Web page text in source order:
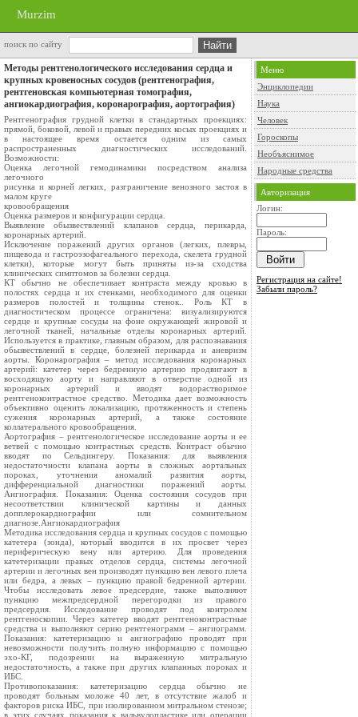
Murzim
поиск по сайту
Методы рентгенологического исследования сердца и
крупных кровеносных сосудов (рентгенография,
рентгеновская компьютерная томография,
ангиокардиография, коронарография, аортография)
Рентгенография грудной клетки в стандартных проекциях:
прямой, боковой, левой и правых передних косых проекциях и
в настоящее время остается одним из самых
распространенных диагностических исследований.
Возможности:
Оценка легочной гемодинамики посредством анализа
легочного
рисунка и корней легких, разграничение венозного застоя в
малом круге
кровообращения
Оценка размеров и конфигурации сердца.
Выявление обызвествлений клапанов сердца, перикарда,
коронарных артерий.
Исключение поражений других органов (легких, плевры,
пищевода и гастроэзофагеального перехода, скелета грудной
клетки), которые могут быть приняты из-за сходства
клинических симптомов за болезни сердца.
КТ обычно не обеспечивает контраста между кровью в
полостях сердца и их стенками, необходимого для оценки
размеров полостей и толщины стенок.. Роль КТ в
диагностическом процессе ограничена: визуализируются
сердце и крупные сосуды на фоне окружающей жировой и
легочной тканей, начальные отделы коронарных артерий.
Используется в практике, главным образом, для распознавания
обызвествлений в сердце, болезней перикарда и аневризм
аорты. Коронарография – метод исследования коронарных
артерий: катетер через бедренную артерию продвигают в
восходящую аорту и направляют в отверстие одной из
коронарных артерий и вводят водорастворимое
рентгеноконтрастное средство. Методика дает возможность
объективно оценить локализацию, протяженность и степень
сужения коронарных артерий, а также состояние
коллатерального кровообращения.
Аортография – рентгенологическое исследование аорты и ее
ветвей с помощью контрастных средств. Контраст обычно
вводят по Сельдингеру. Показания: для выявления
недостаточности клапана аорты в сложных аортальных
пороках, уточнения аномалий развития аорты,
дифференциальной диагностики поражений аорты.
Ангиография. Показания: Оценка состояния сосудов при
несоответствии клинической картины и данных
допплерокардиографии или сомнительном
диагнозе.Ангиокардиография
Методика исследования сердца и крупных сосудов с помощью
катетера (зонда), который вводится в их просвет через
периферическую вену или артерию. Для проведения
катетеризации правых отделов сердца, системы легочной
артерии и легочных вен производят пункцию вен левого плеча
или бедра, а левых – пункцию правой бедренной артерии.
Чтобы исследовать левое предсердие, также выполняют
пункцию межпредсердной перегородки из правого
предсердия. Исследование проводят под контролем
рентгеноскопии. Через катетер вводят рентгеноконтрастные
средства и выполняют серию рентгенограмм – ангиограмм.
Показания: катетеризацию и ангиографию проводят при
невозможности получить полную информацию с помощью
эхо-КГ, подозрении на выраженную митральную
недостаточность, а также при других клапанных пороках и
ИБС.
Противопоказания: катетеризацию сердца обычно не
проводят больным моложе 40 лет, в отсутствие жалоб и
факторов риска ИБС, при изолированном митральном стенозе;
в этих случаях показания к вальвулопластике или операции
Меню
Энциклопедии
Наука
Человек
Гороскопы
Необъяснимое
Народные средства
Авторизация
Логин:
Пароль:
Регистрация на сайте!
Забыли пароль?